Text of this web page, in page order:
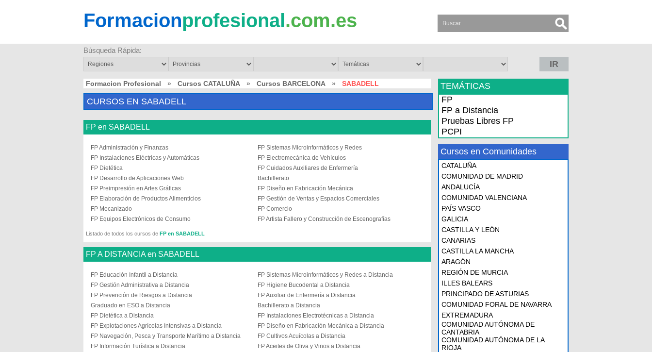
Formacionprofesional.com.es
Búsqueda Rápida:
IR
Formacion Profesional » Cursos CATALUÑA » Cursos BARCELONA » SABADELL
CURSOS EN SABADELL
FP en SABADELL
FP Administración y Finanzas
FP Sistemas Microinformáticos y Redes
FP Instalaciones Eléctricas y Automáticas
FP Electromecánica de Vehículos
FP Dietética
FP Cuidados Auxiliares de Enfermería
FP Desarrollo de Aplicaciones Web
Bachillerato
FP Preimpresión en Artes Gráficas
FP Diseño en Fabricación Mecánica
FP Elaboración de Productos Alimenticios
FP Gestión de Ventas y Espacios Comerciales
FP Mecanizado
FP Comercio
FP Equipos Electrónicos de Consumo
FP Artista Fallero y Construcción de Escenografías
Listado de todos los cursos de FP en SABADELL
FP A DISTANCIA en SABADELL
FP Educación Infantil a Distancia
FP Sistemas Microinformáticos y Redes a Distancia
FP Gestión Administrativa a Distancia
FP Higiene Bucodental a Distancia
FP Prevención de Riesgos a Distancia
FP Auxiliar de Enfermería a Distancia
Graduado en ESO a Distancia
Bachillerato a Distancia
FP Dietética a Distancia
FP Instalaciones Electrotécnicas a Distancia
FP Explotaciones Agrícolas Intensivas a Distancia
FP Diseño en Fabricación Mecánica a Distancia
FP Navegación, Pesca y Transporte Marítimo a Distancia
FP Cultivos Acuícolas a Distancia
FP Información Turística a Distancia
FP Aceites de Oliva y Vinos a Distancia
TEMÁTICAS
FP
FP a Distancia
Pruebas Libres FP
PCPI
Cursos en Comunidades
CATALUÑA
COMUNIDAD DE MADRID
ANDALUCÍA
COMUNIDAD VALENCIANA
PAÍS VASCO
GALICIA
CASTILLA Y LEÓN
CANARIAS
CASTILLA LA MANCHA
ARAGÓN
REGIÓN DE MURCIA
ILLES BALEARS
PRINCIPADO DE ASTURIAS
COMUNIDAD FORAL DE NAVARRA
EXTREMADURA
COMUNIDAD AUTÓNOMA DE
CANTABRIA
COMUNIDAD AUTÓNOMA DE LA
RIOJA